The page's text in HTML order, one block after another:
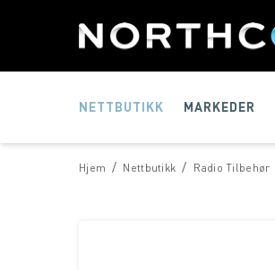
NETTBUTIKK MARKEDER
/
Hjem /
Nettbutikk Radio Tilbehør